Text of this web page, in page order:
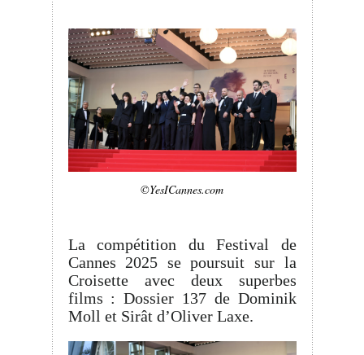
©YesICannes.com
La compétition du Festival de
Cannes 2025 se poursuit sur la
Croisette avec deux superbes
films : Dossier 137 de Dominik
Moll et Sirât d’Oliver Laxe.